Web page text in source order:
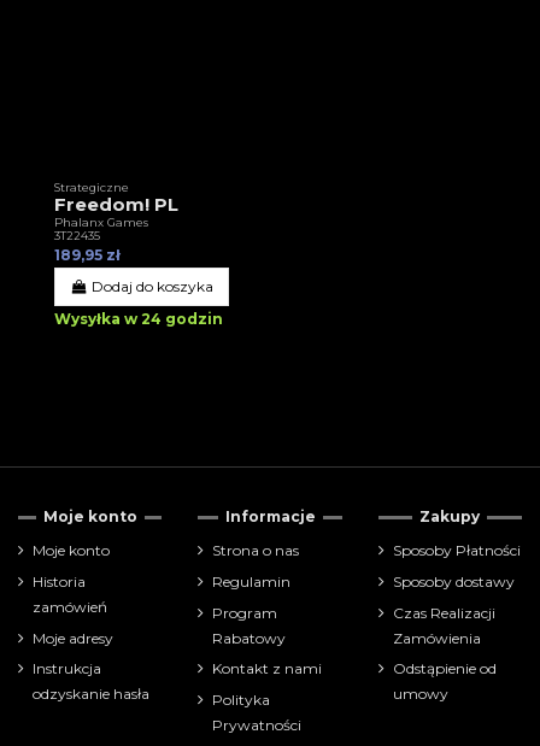
Strategiczne
Freedom! PL
Phalanx Games
3T22435
189,95 zł
Dodaj do koszyka
Wysyłka w 24 godzin
Moje konto
Moje konto
Historia
zamówień
Moje adresy
Instrukcja
odzyskanie hasła
Informacje
Strona o nas
Regulamin
Program
Rabatowy
Kontakt z nami
Polityka
Prywatności
Zakupy
Sposoby Płatności
Sposoby dostawy
Czas Realizacji
Zamówienia
Odstąpienie od
umowy